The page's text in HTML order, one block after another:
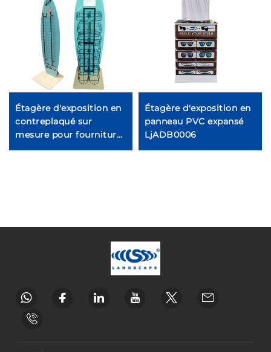
Étagère d'exposition en
contreplaqué sur
mesure pour fournitures
animales Ljmzj0004
Étagère d'exposition en
panneau PVC expansé
LjADB0006